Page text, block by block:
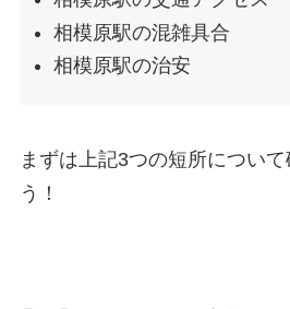
相模原駅の混雑具合
相模原駅の治安
まずは上記3つの短所につい
う！